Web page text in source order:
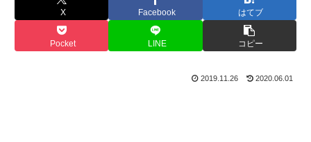
X Facebook はてブ
Pocket LINE コピー
2019.11.26 2020.06.01